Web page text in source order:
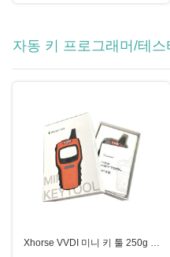
자동 키 프로그래머/테스
Xhorse VVDI 미니 키 툴 250g 범